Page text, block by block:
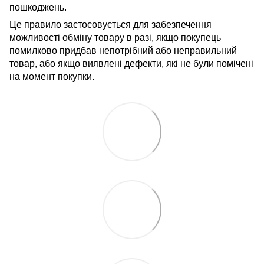
пошкоджень.
Це правило застосовується для забезпечення
можливості обміну товару в разі, якщо покупець
помилково придбав непотрібний або неправильний
товар, або якщо виявлені дефекти, які не були помічені
на момент покупки.